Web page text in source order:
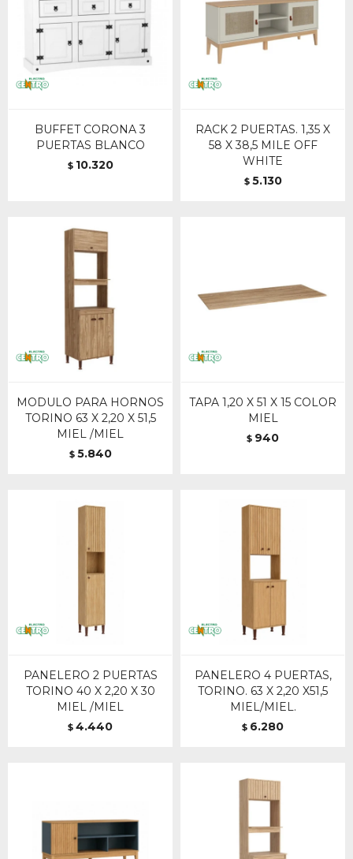
BUFFET CORONA 3
PUERTAS BLANCO
$ 10.320
RACK 2 PUERTAS. 1,35 X
58 X 38,5 MILE OFF
WHITE
$ 5.130
MODULO PARA HORNOS
TORINO 63 X 2,20 X 51,5
MIEL /MIEL
$ 5.840
TAPA 1,20 X 51 X 15 COLOR
MIEL
$ 940
PANELERO 2 PUERTAS
TORINO 40 X 2,20 X 30
MIEL /MIEL
$ 4.440
PANELERO 4 PUERTAS,
TORINO. 63 X 2,20 X51,5
MIEL/MIEL.
$ 6.280